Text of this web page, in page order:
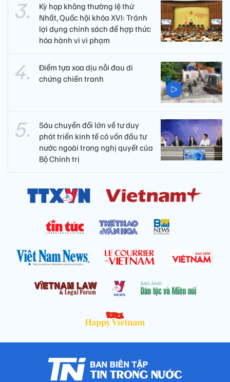
Kỳ họp không thường lệ thứ
Nhất, Quốc hội khóa XVI: Tránh
lợi dụng chính sách để hợp thức
hóa hành vi vi phạm
Điểm tựa xoa dịu nỗi đau di
chứng chiến tranh
Sáu chuyển đổi lớn về tư duy
phát triển kinh tế có vốn đầu tư
nước ngoài trong nghị quyết của
Bộ Chính trị